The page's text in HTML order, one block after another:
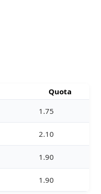
Quota
1.75
2.10
1.90
1.90